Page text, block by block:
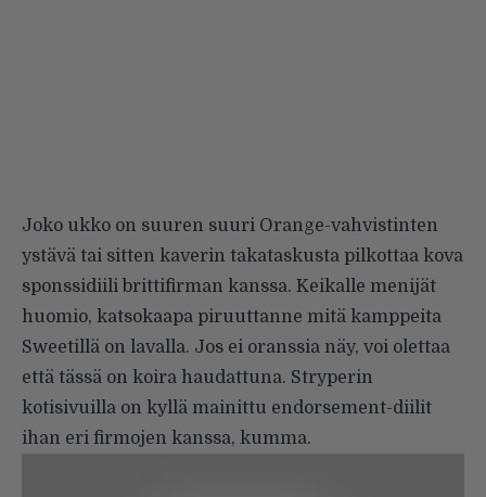
Joko ukko on suuren suuri Orange-vahvistinten
ystävä tai sitten kaverin takataskusta pilkottaa kova
sponssidiili brittifirman kanssa. Keikalle menijät
huomio, katsokaapa piruuttanne mitä kamppeita
Sweetillä on lavalla. Jos ei oranssia näy, voi olettaa
että tässä on koira haudattuna. Stryperin
kotisivuilla on kyllä mainittu endorsement-diilit
ihan eri firmojen kanssa, kumma.